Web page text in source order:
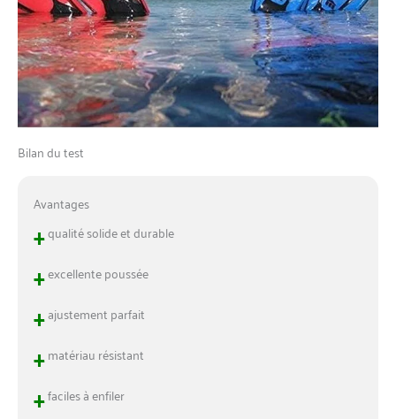
Bilan du test
Avantages
+qualité solide et durable
+excellente poussée
+ajustement parfait
+matériau résistant
+faciles à enfiler